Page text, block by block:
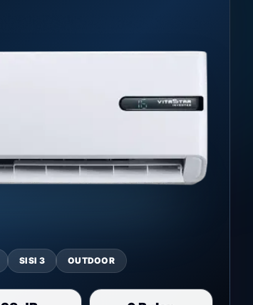
SISI 3 OUTDOOR